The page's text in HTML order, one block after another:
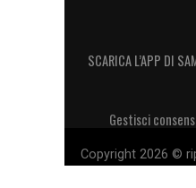
SCARICA L’APP DI
Gestisci
Copyright 2026 ©